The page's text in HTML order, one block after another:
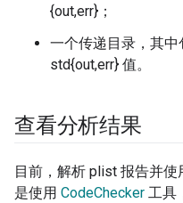
{out,err}；
一个传递目录，其
std{out,err} 值。
查看分析结果
目前，解析 plist 报告并
是使用 CodeChecker 工具